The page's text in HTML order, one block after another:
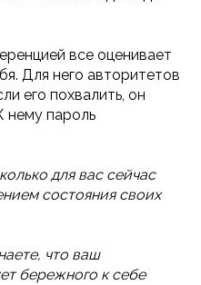
все оценивает
Для него авторитетов
его похвалить, он
нему пароль
для вас сейчас
состояния своих
что ваш
бережного к себе